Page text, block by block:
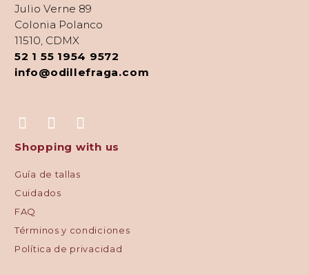
Julio Verne 89
Colonia Polanco
11510, CDMX
52 1 55 1954 9572
info@odillefraga.com
Shopping with us
Guía de tallas
Cuidados
FAQ
Términos y condiciones
Política de privacidad